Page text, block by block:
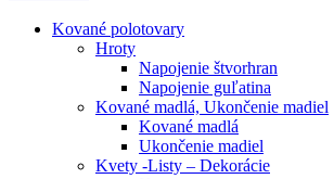
Kované polotovary
Hroty
Napojenie štvorhran
Napojenie guľatina
Kované madlá, Ukončenie madiel
Kované madlá
Ukončenie madiel
Kvety -Listy – Dekorácie